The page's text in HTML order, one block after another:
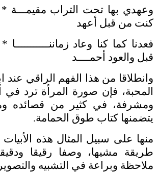
وعهدي بها تحت التراب مقيمـــة
كنت من قبل أعهد
فعدنا كما كنا وعاد
قبل والعود أحمــــد
وانطلاقا من هذا الفهم الراقي
المحبة، فإن صورة المرأة ترد
ومشرفة، في كثير من قصائده
يتضمنها كتاب طوق الحمامة.
منها على سبيل المثال هذه
طريقة مشيها، وصفا رقيقا
ملاحظة وبراعة في التشبيه